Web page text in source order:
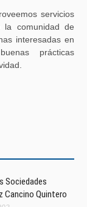
servicios
la comunidad de
interesadas en
prácticas
Sociedades
Cancino Quintero